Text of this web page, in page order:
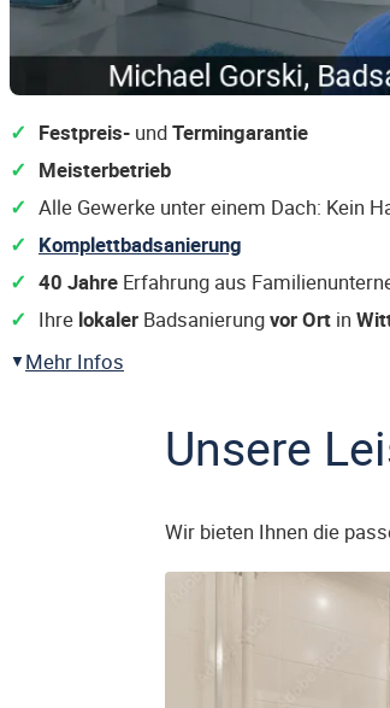
Festpreis- undTermingarantie
Meisterbetrieb
Alle Gewerke unter einem Dach: Kein
Komplettbadsanierung
40 Jahre Erfahrung aus
Ihre lokaler Badsanierungvor Ort in
Mehr Infos
Unsere
Wir bieten Ihnen die